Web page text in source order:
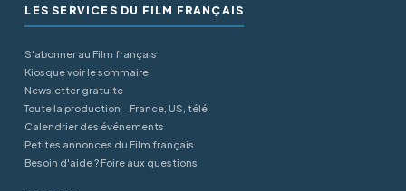
LES SERVICES DU FILM FRANÇAIS
S'abonner au Film français
Kiosque voir le sommaire
Newsletter gratuite
Toute la production - France, US, télé
Calendrier des événements
Petites annonces du Film français
Besoin d'aide ? Foire aux questions